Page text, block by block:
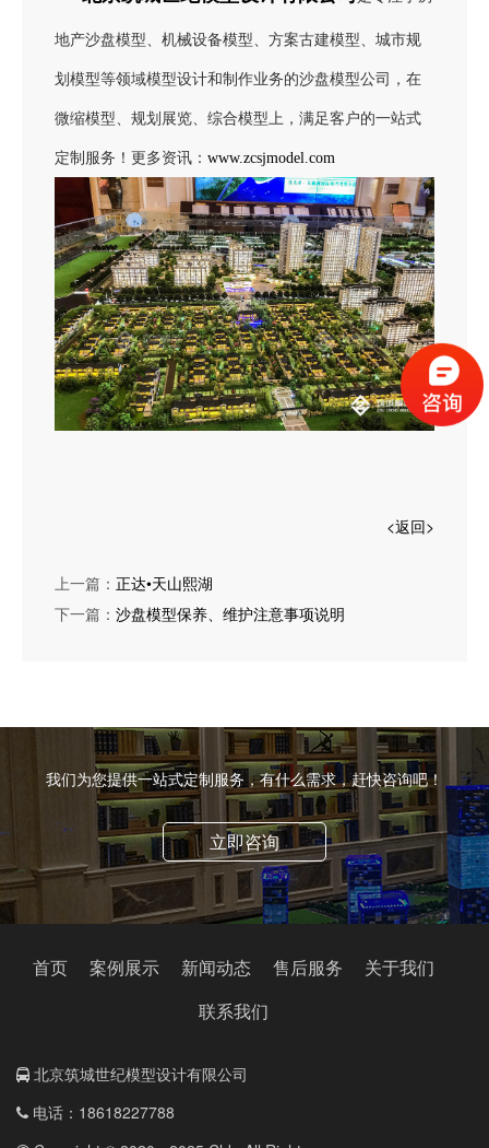
地产沙盘模型、机械设备模型、方案古建模型、城市规
划模型等领域模型设计和制作业务的沙盘模型公司，在
微缩模型、规划展览、综合模型上，满足客户的一站式
定制服务！更多资讯： www.zcsjmodel.com
<返回>
上一篇： 正达•天山熙湖
下一篇： 沙盘模型保养、维护注意事项说明
我们为您提供一站式定制服务，有什么需求，赶快咨询吧！
立即咨询
首页 案例展示 新闻动态 售后服务
关于我们
联系我们
北京筑城世纪模型设计有限公司
电话：18618227788